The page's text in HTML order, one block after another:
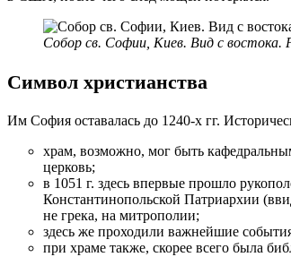
Собор св. Софии, Киев. Вид с востока.
Символ христианства
Им София оставалась до 1240-х гг.
храм, возможно, мог быть
церковь;
в 1051 г. здесь впервые прошло
Константинопольской Патриархии
не грека, на митрополии;
здесь же проходили важнейшие
при храме также, скорее всего была